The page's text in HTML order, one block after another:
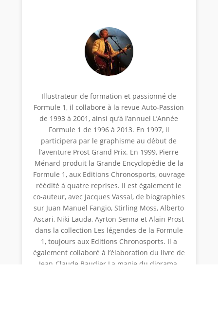
Illustrateur de formation et passionné de
Formule 1, il collabore à la revue Auto-Passion
de 1993 à 2001, ainsi qu’à l’annuel L’Année
Formule 1 de 1996 à 2013. En 1997, il
participera par le graphisme au début de
l’aventure Prost Grand Prix. En 1999, Pierre
Ménard produit la Grande Encyclopédie de la
Formule 1, aux Editions Chronosports, ouvrage
réédité à quatre reprises. Il est également le
co-auteur, avec Jacques Vassal, de biographies
sur Juan Manuel Fangio, Stirling Moss, Alberto
Ascari, Niki Lauda, Ayrton Senna et Alain Prost
dans la collection Les légendes de la Formule
1, toujours aux Editions Chronosports. Il a
également collaboré à l’élaboration du livre de
Jean-Claude Baudier La magie du diorama,